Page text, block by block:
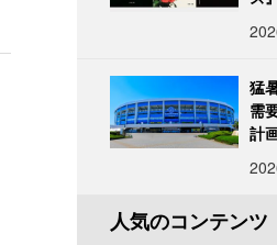
猛
需
計
人気のコンテンツ